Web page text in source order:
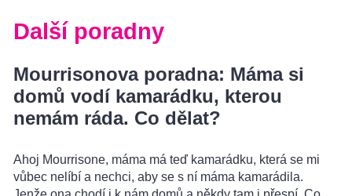
Další poradny
Mourrisonova poradna: Máma si
domů vodí kamarádku, kterou
nemám ráda. Co dělat?
Ahoj Mourrisone, máma má teď kamarádku, která se mi
vůbec nelíbí a nechci, aby se s ní máma kamarádila.